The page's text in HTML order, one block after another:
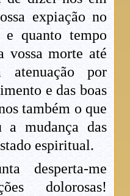
expiação no
e quanto tempo
vossa morte até
atenuação por
e das boas
também o que
a mudança das
espiritual.
desperta-me
dolorosas!